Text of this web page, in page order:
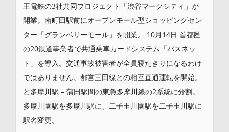
王電鉄の3社共同プロジェクト「渋谷マークシティ」が
開業。南町田駅前にオープンモール型ショッピングセン
ター「グランベリーモール」を開業。 10月14日 首都圏
の20鉄道事業者で共通乗車カードシステム「パスネッ
ト」を導入。交通事故被害者が全員寝たきりになるわけ
ではありません。都営三田線との相互直通運転を開始。
と多摩川駅 – 蒲田駅間の東急多摩川線の2系統に分割。
多摩川園駅を多摩川駅に、二子玉川園駅を二子玉川駅に
駅名変更。